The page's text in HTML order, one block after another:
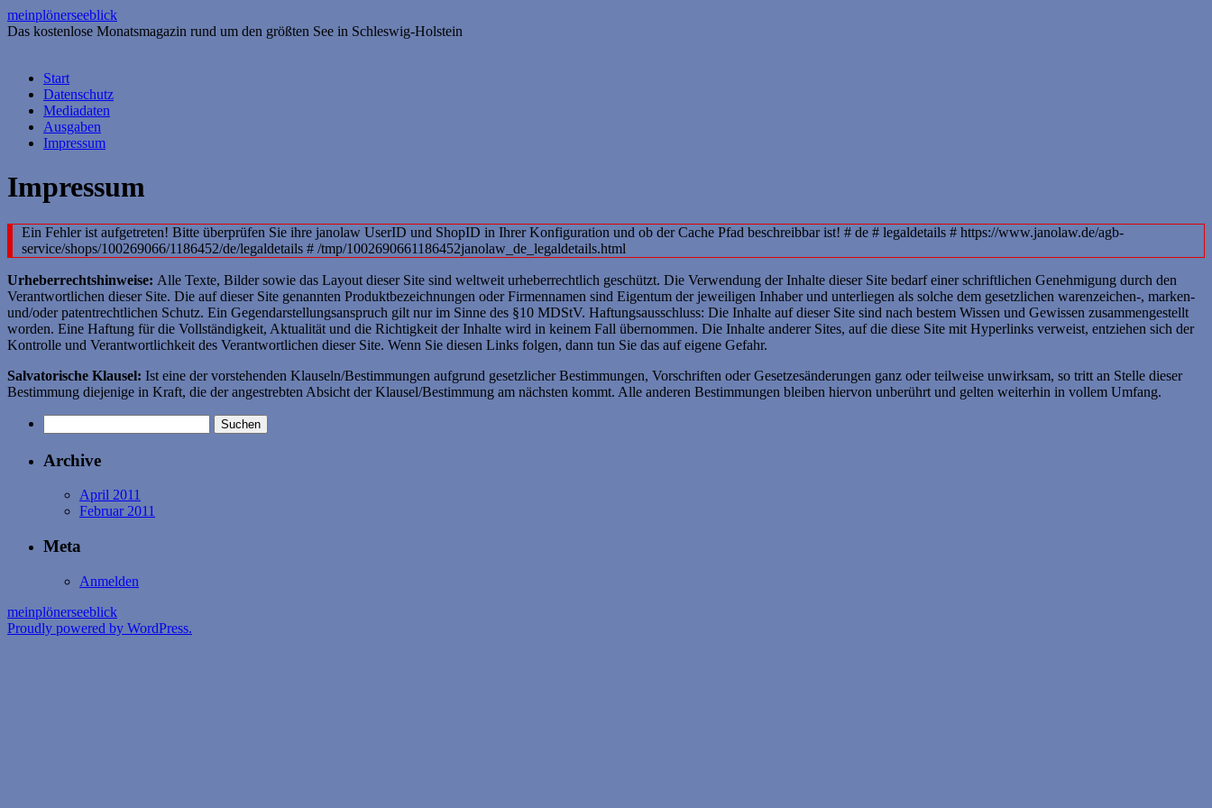
meinplönerseeblick
Das kostenlose Monatsmagazin rund um den größten See in Schleswig-Holstein
Springe
zum
Inhalt
Start
Datenschutz
Mediadaten
Ausgaben
Impressum
Impressum
Ein Fehler ist aufgetreten! Bitte überprüfen Sie ihre janolaw UserID und ShopID in Ihrer Konfiguration und ob der Cache Pfad beschreibbar ist! # de # legaldetails # https://www.janolaw.de/agb-
service/shops/100269066/1186452/de/legaldetails # /tmp/1002690661186452janolaw_de_legaldetails.html
Urheberrechtshinweise: Alle Texte, Bilder sowie das Layout dieser Site sind weltweit urheberrechtlich geschützt. Die Verwendung der Inhalte dieser Site bedarf einer schriftlichen Genehmigung durch den
Verantwortlichen dieser Site. Die auf dieser Site genannten Produktbezeichnungen oder Firmennamen sind Eigentum der jeweiligen Inhaber und unterliegen als solche dem gesetzlichen warenzeichen-, marken-
und/oder patentrechtlichen Schutz. Ein Gegendarstellungsanspruch gilt nur im Sinne des §10 MDStV. Haftungsausschluss: Die Inhalte auf dieser Site sind nach bestem Wissen und Gewissen zusammengestellt
worden. Eine Haftung für die Vollständigkeit, Aktualität und die Richtigkeit der Inhalte wird in keinem Fall übernommen. Die Inhalte anderer Sites, auf die diese Site mit Hyperlinks verweist, entziehen sich der
Kontrolle und Verantwortlichkeit des Verantwortlichen dieser Site. Wenn Sie diesen Links folgen, dann tun Sie das auf eigene Gefahr.
Salvatorische Klausel: Ist eine der vorstehenden Klauseln/Bestimmungen aufgrund gesetzlicher Bestimmungen, Vorschriften oder Gesetzesänderungen ganz oder teilweise unwirksam, so tritt an Stelle dieser
Bestimmung diejenige in Kraft, die der angestrebten Absicht der Klausel/Bestimmung am nächsten kommt. Alle anderen Bestimmungen bleiben hiervon unberührt und gelten weiterhin in vollem Umfang.
nach:
Archive
April 2011
Februar 2011
Meta
Anmelden
meinplönerseeblick
Proudly powered by WordPress.